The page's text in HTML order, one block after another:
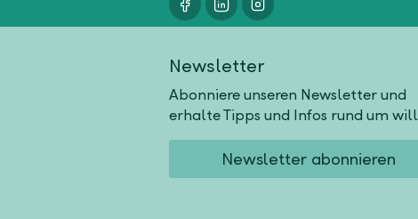
Newsletter
Abonniere unseren Newsletter und
erhalte Tipps und Infos rund um
Newsletter abonnieren